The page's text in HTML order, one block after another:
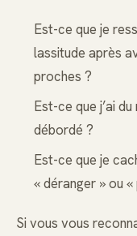
Est-ce que je
lassitude après
proches ?
Est-ce que j’ai
débordé ?
Est-ce que je
« déranger » ou
Si vous vous